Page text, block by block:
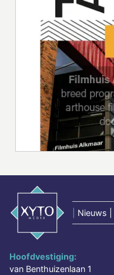
Nieuws
Hoofdvestiging:
van Benthuizenlaan 1